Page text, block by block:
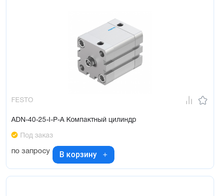
FESTO
ADN-40-25-I-P-A Компактный цилиндр
Под заказ
по запросу В корзину